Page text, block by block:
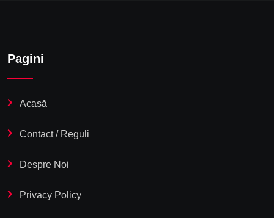
Pagini
Acasă
Contact / Reguli
Despre Noi
Privacy Policy